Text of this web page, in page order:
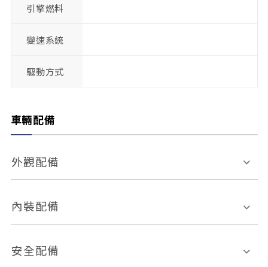
引擎燃料
變速系統
驅動方式
車輛配備
外觀配備
電動天窗
後視鏡方向指示燈
內裝配備
多功能方向盤
安全配備